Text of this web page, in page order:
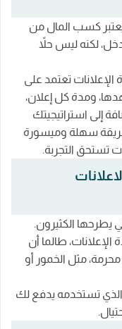
كسب المال من
لكنه ليس حلاً
تعتمد على
ومدة كل إعلان،
إلى استراتيجيتك
سهلة وميسورة
تستحق التجربة.
يطرحها الكثيرون.
طالما أن
مثل الخمور أو
الذي تستخدمه يدفع لك